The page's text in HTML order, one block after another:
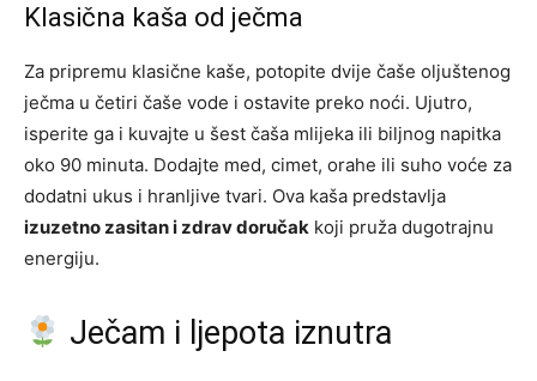
Klasična kaša od ječma
Za pripremu klasične kaše, potopite dvije čaše oljuštenog
ječma u četiri čaše vode i ostavite preko noći. Ujutro,
isperite ga i kuvajte u šest čaša mlijeka ili biljnog napitka
oko 90 minuta. Dodajte med, cimet, orahe ili suho voće za
dodatni ukus i hranljive tvari. Ova kaša predstavlja
izuzetno zasitan i zdrav doručak koji pruža dugotrajnu
energiju.
Ječam i ljepota iznutra